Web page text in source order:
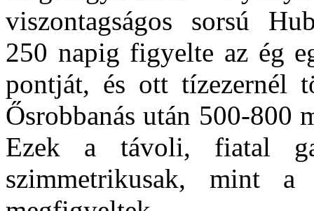
viszontagságos sorsú
250 napig figyelte az ég
pontját, és ott tízezernél
Ősrobbanás után 500-
Ezek a távoli, fiatal
szimmetrikusak, mint a